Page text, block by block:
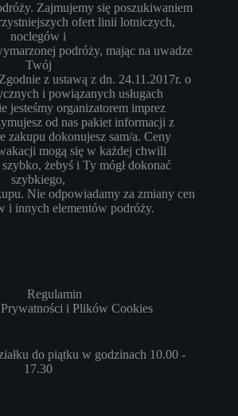
Zajmujemy się poszukiwaniem
ofert linii lotniczych,
noclegów i
podróży, mając na uwadze
Twój
z ustawą z dn. 24.11.2017r. o
i powiązanych usługach
jesteśmy organizatorem imprez
od nas pakiet informacji z
zakupu dokonujesz sam/a. Ceny
mogą się w każdej chwili
żebyś i Ty mógł dokonać
szybkiego,
Nie odpowiadamy za zmiany cen
i innych elementów podróży.
Regulamin
i Plików Cookies
do piątku w godzinach 10.00 -
17.30